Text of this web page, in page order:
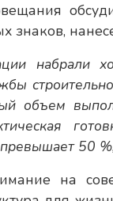
знаков,
набрали
объем
50
на